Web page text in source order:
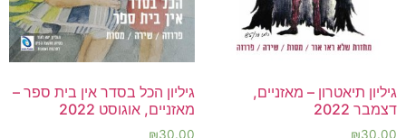
גיליון תיאטרון – מאזניים,
דצמבר 2022
₪30.00
גיליון הכל בסדר אין בית ספר –
מאזניים, אוגוסט 2022
₪30.00